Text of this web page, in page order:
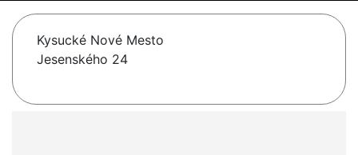
Kysucké Nové Mesto
Jesenského 24